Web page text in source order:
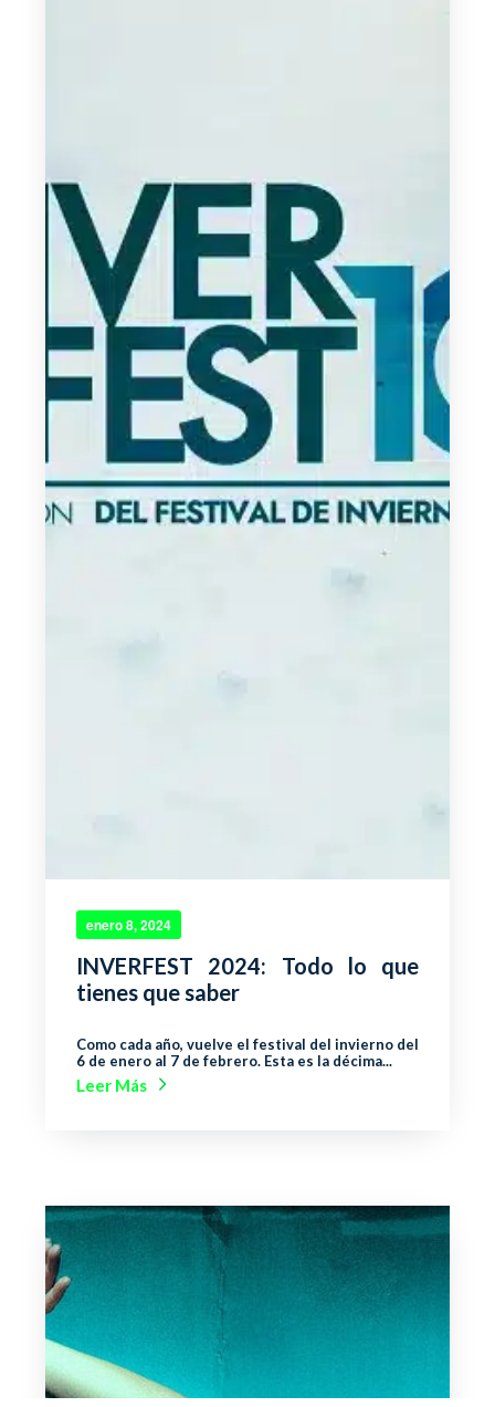
enero 8, 2024
INVERFEST 2024: Todo lo que
tienes que saber
Como cada año, vuelve el festival del invierno del
6 de enero al 7 de febrero. Esta es la décima...
Leer Más